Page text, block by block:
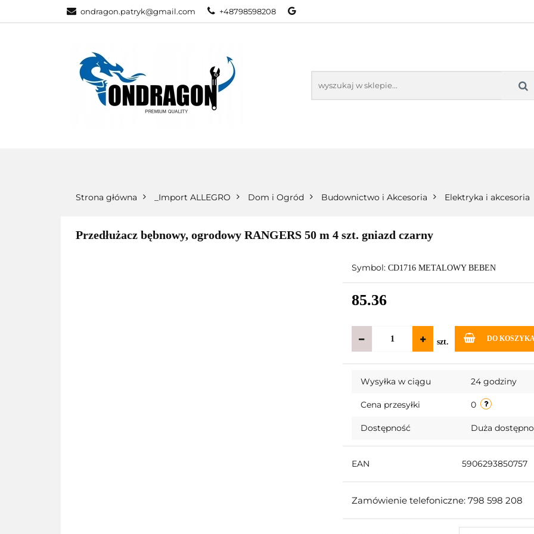
ondragon.patryk@gmail.com +48798598208
KATEGORIE NOWOŚCI BESTSELLERY WSZYSTKIE TOWARY
Strona główna _Import ALLEGRO Dom i Ogród Budownictwo i Akcesoria Elektryka i akcesoria
Przedłużacz bębnowy, ogrodowy RANGERS 50 m 4 szt. gniazd czarny
Symbol: CD1716 METALOWY BEBEN
85.36
szt. DO
Wysyłka w ciągu 24 godziny
Cena przesyłki 0
Dostępność Duża
EAN 5906293850757
Zamówienie telefoniczne: 798 598 208